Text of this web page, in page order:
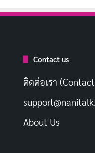
Contact us
ติดต่อเรา
About Us